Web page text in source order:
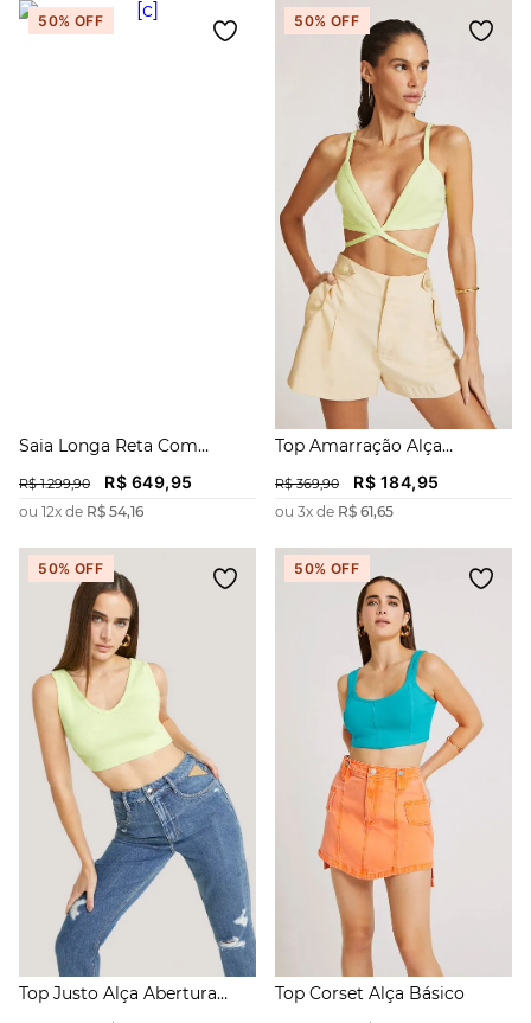
50% OFF
Saia Longa Reta Com
R$ 1.299,90 R$ 649,95
ou 12x de R$ 54,16
50% OFF
Top Amarração Alça
R$ 369,90 R$ 184,95
ou 3x de R$ 61,65
50% OFF
Top Justo Alça Abertura
50% OFF
Top Corset Alça Básico